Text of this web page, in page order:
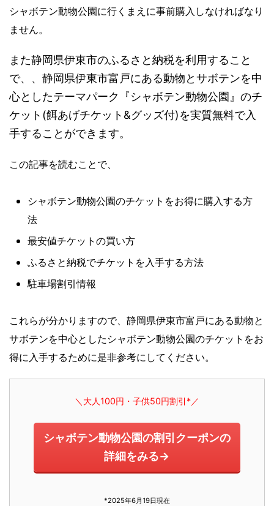
シャボテン動物公園に行くまえに事前購入しなければなり
ません。
また静岡県伊東市のふるさと納税を利用すること
で、、静岡県伊東市富戸にある動物とサボテンを中
心としたテーマパーク『シャボテン動物公園』のチ
ケット(餌あげチケット&グッズ付)を実質無料で入
手することができます。
この記事を読むことで、
シャボテン動物公園のチケットをお得に購入する方
法
最安値チケットの買い方
ふるさと納税でチケットを入手する方法
駐車場割引情報
これらが分かりますので、静岡県伊東市富戸にある動物と
サボテンを中心としたシャボテン動物公園のチケットをお
得に入手するために是非参考にしてください。
＼大人100円・子供50円割引*／
シャボテン動物公園の割引クーポンの
詳細をみる→
*2025年6月19日現在